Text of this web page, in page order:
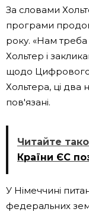
За словами
програми
року. «Нам
Хольтер і
щодо Цифрового
Хольтера, ці
пов'язані.
Читайте
Країни ЄС
У Німеччині
федеральних